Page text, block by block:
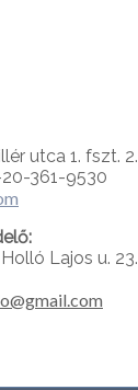
utca 1. fszt. 2.
361-9530
Lajos u. 23.